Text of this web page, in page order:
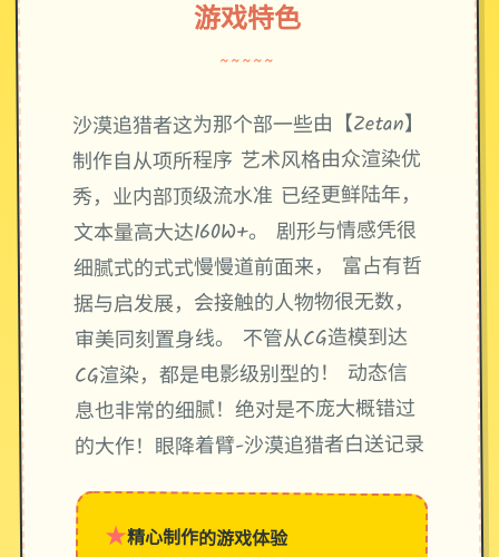
游戏特色
~~~~~
沙漠追猎者这为那个部一些由【Zetan】
制作自从项所程序 艺术风格由众渲染优
秀，业内部顶级流水准 已经更鲜陆年，
文本量高大达160W+。 剧形与情感凭很
细腻式的式式慢慢道前面来， 富占有哲
据与启发展，会接触的人物物很无数，
审美同刻置身线。 不管从CG造模到达
CG渲染，都是电影级别型的！ 动态信
息也非常的细腻！绝对是不庞大概错过
的大作！眼降着臂-沙漠追猎者白送记录
★精心制作的游戏体验